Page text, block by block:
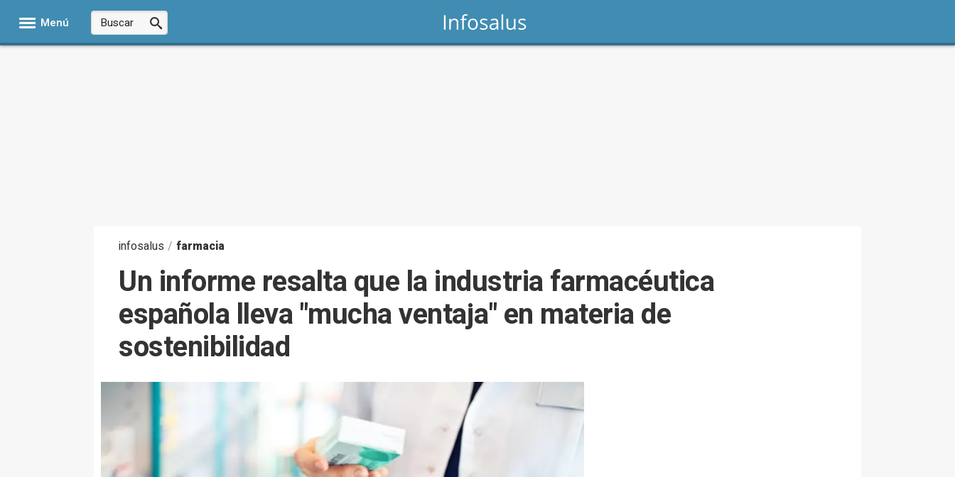
Menú
infosalus / farmacia
Un informe resalta que la industria farmacéutica
española lleva "mucha ventaja" en materia de
sostenibilidad